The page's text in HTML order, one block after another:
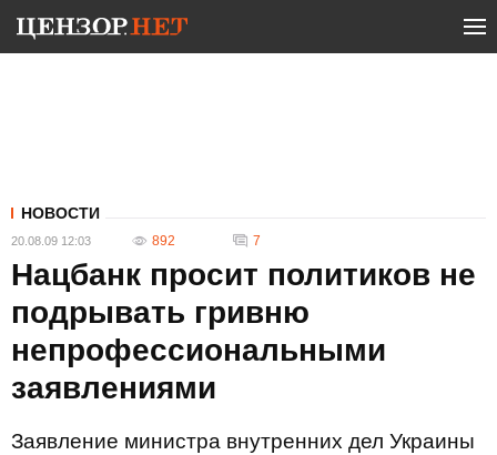
НОВОСТИ
20.08.09 12:03 892 7
Нацбанк просит политиков не
подрывать гривню
непрофессиональными
заявлениями
Заявление министра внутренних дел Украины